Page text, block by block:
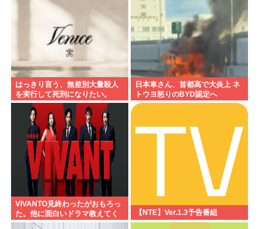
はっきり言う、無差別大量殺人
を実行して死刑になりたい。
日本車さん、首都高で大炎上 ネ
トウヨ怒りのBYD認定へ
VIVANTO見終わったがおもろっ
た。他に面白いドラマ教えてく
れ
【NTE】Ver.1.3予告番組